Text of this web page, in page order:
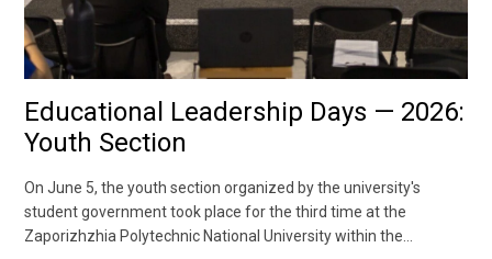
Educational Leadership Days — 2026:
Youth Section
On June 5, the youth section organized by the university's
student government took place for the third time at the
Zaporizhzhia Polytechnic National University within the